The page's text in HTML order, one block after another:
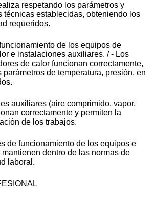
respetando los parámetros y
técnicas establecidas, obteniendo los
requeridos.
de los equipos de
e instalaciones auxiliares. / - Los
de calor funcionan correctamente,
parámetros de temperatura, presión, en
auxiliares (aire comprimido, vapor,
correctamente y permiten la
de los trabajos.
de funcionamiento de los equipos e
dentro de las normas de
laboral.